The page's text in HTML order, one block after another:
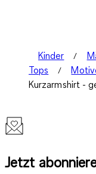
Kinder
Tops
Kurzarmshirt -
Jetzt